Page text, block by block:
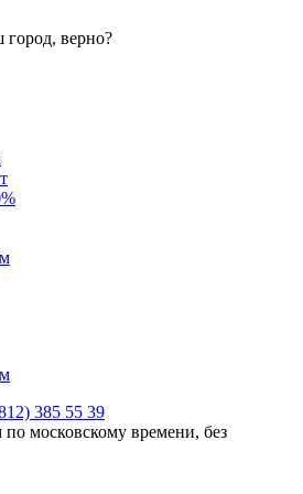
город, верно?
385 55 39
московскому времени, без